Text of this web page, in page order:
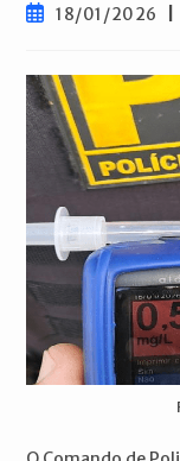
Post18/01/2026